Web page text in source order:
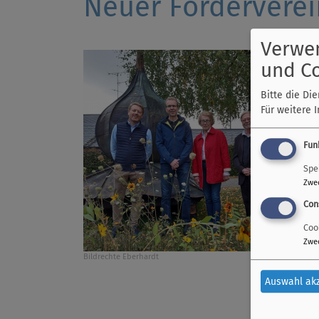
Neuer
Bildrechte Eberhardt
und
Bitte die
Für weitere
Auswahl